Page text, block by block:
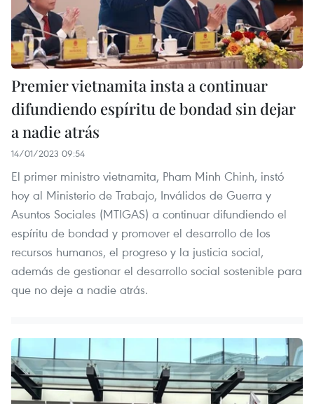
Premier vietnamita insta a continuar
difundiendo espíritu de bondad sin dejar
a nadie atrás
14/01/2023 09:54
El primer ministro vietnamita, Pham Minh Chinh, instó
hoy al Ministerio de Trabajo, Inválidos de Guerra y
Asuntos Sociales (MTIGAS) a continuar difundiendo el
espíritu de bondad y promover el desarrollo de los
recursos humanos, el progreso y la justicia social,
además de gestionar el desarrollo social sostenible para
que no deje a nadie atrás.